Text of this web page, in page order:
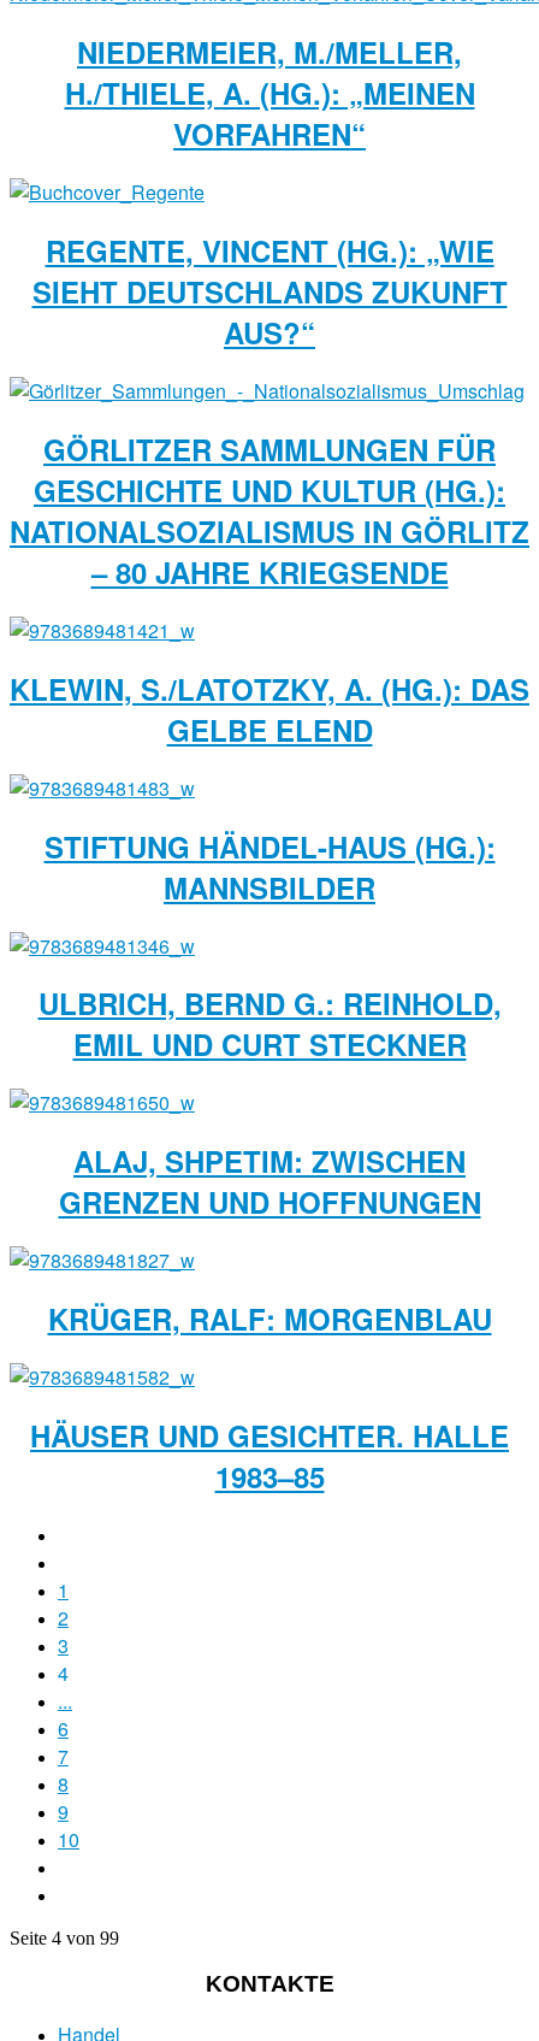
NIEDERMEIER, M./MELLER,
H./THIELE, A. (HG.): „MEINEN
VORFAHREN“
REGENTE, VINCENT (HG.): „WIE
SIEHT DEUTSCHLANDS ZUKUNFT
AUS?“
GÖRLITZER SAMMLUNGEN FÜR
GESCHICHTE UND KULTUR (HG.):
NATIONALSOZIALISMUS IN GÖRLITZ
– 80 JAHRE KRIEGSENDE
KLEWIN, S./LATOTZKY, A. (HG.): DAS
GELBE ELEND
STIFTUNG HÄNDEL-HAUS (HG.):
MANNSBILDER
ULBRICH, BERND G.: REINHOLD,
EMIL UND CURT STECKNER
ALAJ, SHPETIM: ZWISCHEN
GRENZEN UND HOFFNUNGEN
KRÜGER, RALF: MORGENBLAU
HÄUSER UND GESICHTER. HALLE
1983–85
1
2
3
4
...
6
7
8
9
10
Seite 4 von 99
KONTAKTE
Handel